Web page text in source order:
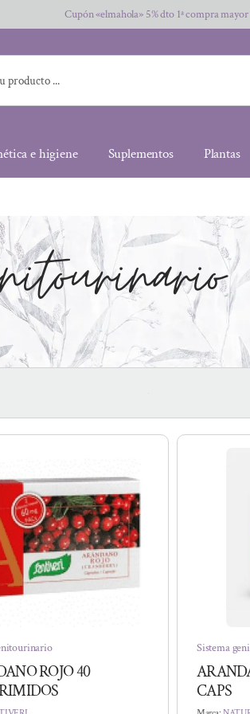
Cupón «elmahola» 5% dto 1ª compra
e higiene Suplementos Plantas
ROJO 40
Sistema
CAPS